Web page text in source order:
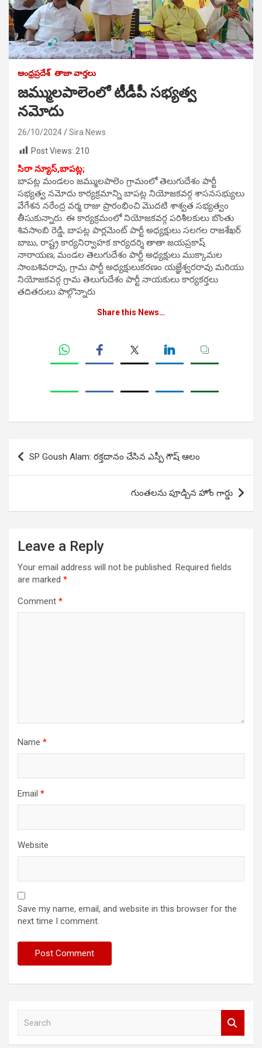
ఆంధ్రప్రదేశ్ తాజా వార్తలు
జమ్ములపాలెంలో టీడీపీ సభ్యత్వ
నమోదు
26/10/2024
Sira News
Post Views: 210
సిరా న్యూస్,బాపట్ల;
బాపట్ల మండలం జమ్ములపాలెం గ్రామంలో తెలుగుదేశం పార్టీ
సభ్యత్వ నమోదు కార్యక్రమాన్ని బాపట్ల నియోజకవర్గ శాసనసభ్యులు
వేగేశన నరేంద్ర వర్మ రాజు ప్రారంభించి మొదటి శాశ్వత సభ్యత్వం
తీసుకున్నారు. ఈ కార్యక్రమంలో నియోజకవర్గ పరిశీలకులు బొంతు
శివసాంబి రెడ్డి, బాపట్ల పార్లమెంట్ పార్టీ అధ్యక్షులు సలగల రాజశేఖర్
బాబు, రాష్ట్ర కార్యనిర్వాహక కార్యదర్శి తాతా జయప్రకాష్
నారాయణ, మండల తెలుగుదేశం పార్టీ అధ్యక్షులు ముక్కామల
సాంబశివరావు, గ్రామ పార్టీ అధ్యక్షులుకరణం యజ్ఞేశ్వరరావు మరియు
నియోజకవర్గ గ్రామ తెలుగుదేశం పార్టీ నాయకులు కార్యకర్తలు
తదితరులు పాల్గొన్నారు
Share this News…
Post
navigation
SP Goush Alam: ర‌క్త‌దానం చేసిన ఎస్పీ గౌష్ ఆలం
గుంతలను పూడ్చిన హోం గార్డు
Leave a Reply
Your email address will not be published. Required fields
are marked *
Comment *
Name *
Email *
Website
Save my name, email, and website in this browser for the
next time I comment.